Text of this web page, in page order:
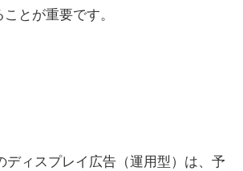
とが重要です。
ディスプレイ広告（運用型）は、予